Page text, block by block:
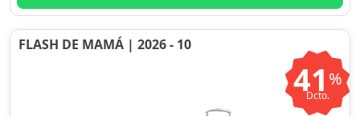
FLASH DE MAMÁ | 2026 - 10
41 %
Dcto.